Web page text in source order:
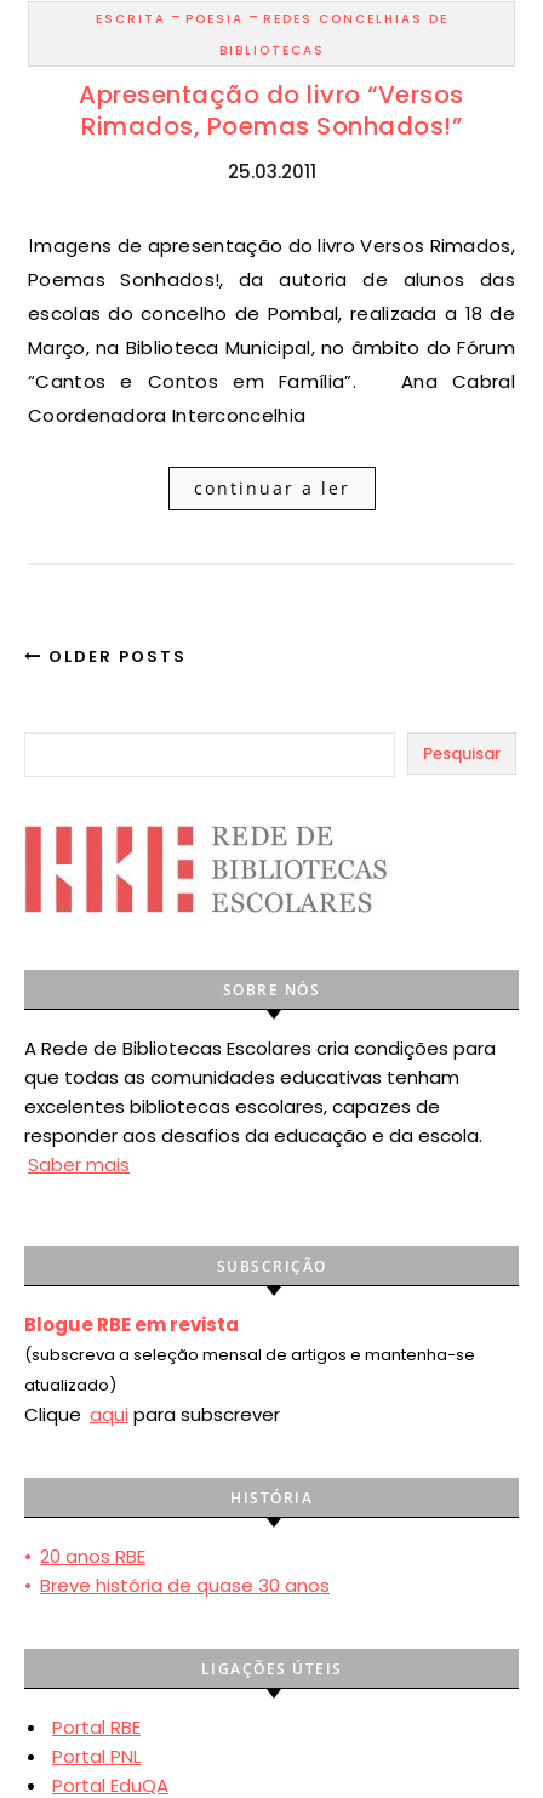
ESCRITA - POESIA - REDES CONCELHIAS DE
BIBLIOTECAS
Apresentação do livro “Versos
Rimados, Poemas Sonhados!”
25.03.2011
Imagens de apresentação do livro Versos Rimados,
Poemas Sonhados!, da autoria de alunos das
escolas do concelho de Pombal, realizada a 18 de
Março, na Biblioteca Municipal, no âmbito do Fórum
“Cantos e Contos em Família”. Ana Cabral
Coordenadora Interconcelhia
continuar a ler
OLDER POSTS
Pesquisar
SOBRE NÓS
A Rede de Bibliotecas Escolares cria condições para
que todas as comunidades educativas tenham
excelentes bibliotecas escolares, capazes de
responder aos desafios da educação e da escola.
Saber mais
SUBSCRIÇÃO
Blogue RBE em revista
(subscreva a seleção mensal de artigos e mantenha-se
atualizado)
Clique aqui para subscrever
HISTÓRIA
• 20 anos RBE
• Breve história de quase 30 anos
LIGAÇÕES ÚTEIS
Portal RBE
Portal PNL
Portal EduQA